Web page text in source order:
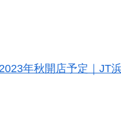
年秋開店予定｜JT